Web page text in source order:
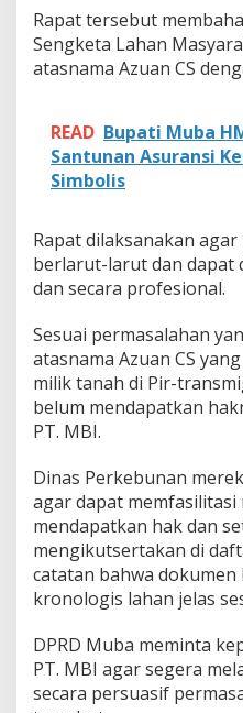
l
e
a
a
n
g
k
e
t
L
a
h
a
n
c
a
r
a
P
e
r
a
s
i
Rapat tersebut
Sengketa Lahan
atasnama Azuan CS
READ Bupati Muba
Santunan Asuransi
Simbolis
Rapat dilaksanakan
berlarut-larut dan dapat
dan secara profesional.
Sesuai permasalahan
atasnama Azuan CS
milik tanah di Pir-
belum mendapatkan
PT. MBI.
Dinas Perkebunan
agar dapat
mendapatkan hak dan
mengikutsertakan di
catatan bahwa
kronologis lahan jelas
DPRD Muba meminta
PT. MBI agar segera
secara persuasif